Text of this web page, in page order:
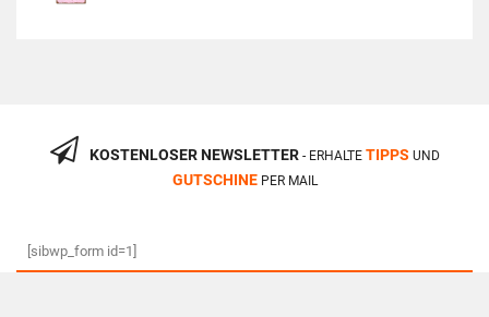
KOSTENLOSER NEWSLETTER- ERHALTE TIPPS UND
GUTSCHINEPER MAIL
[sibwp_form id=1]